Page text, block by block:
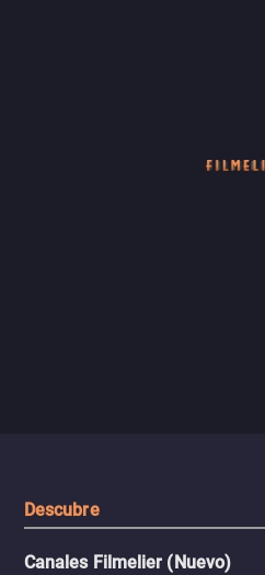
Descubre
Canales Filmelier (Nuevo)